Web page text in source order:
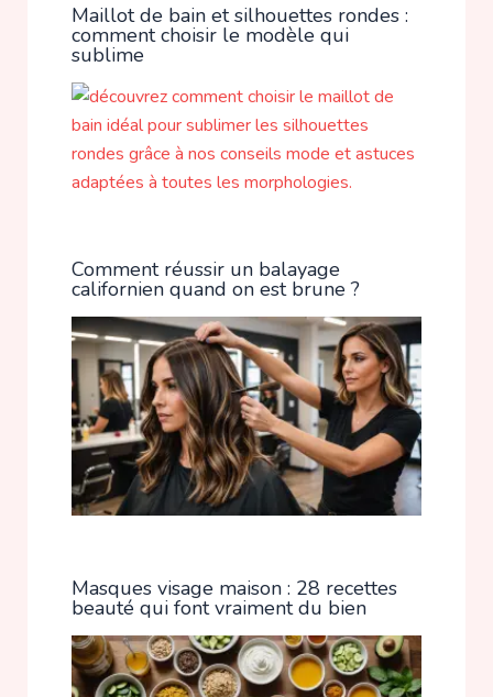
Maillot de bain et silhouettes rondes :
comment choisir le modèle qui
sublime
Comment réussir un balayage
californien quand on est brune ?
Masques visage maison : 28 recettes
beauté qui font vraiment du bien